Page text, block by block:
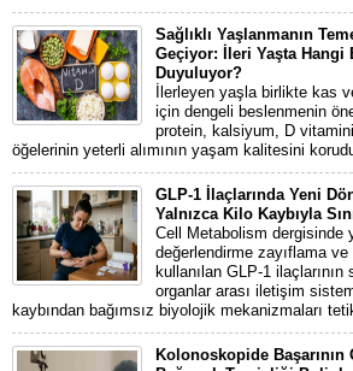
Sağlıklı Yaşlanmanın
Geçiyor: İleri Yaşta Hangi
Duyuluyor?
İlerleyen yaşla birlikte kas
için dengeli beslenmenin
protein, kalsiyum, D
öğelerinin yeterli alımının yaşam kalitesini
GLP-1 İlaçlarında Yeni
Yalnızca Kilo Kaybıyla
Cell Metabolism dergisinde
değerlendirme zayıflama
kullanılan GLP-1 ilaçlarının
organlar arası iletişim
kaybından bağımsız biyolojik mekanizmaları
Kolonoskopide Başarının